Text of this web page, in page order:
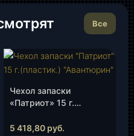
Все
Чехол запаски
«Патриот» 15 г.
«Авантюрин», шт.
5 418,80 руб.